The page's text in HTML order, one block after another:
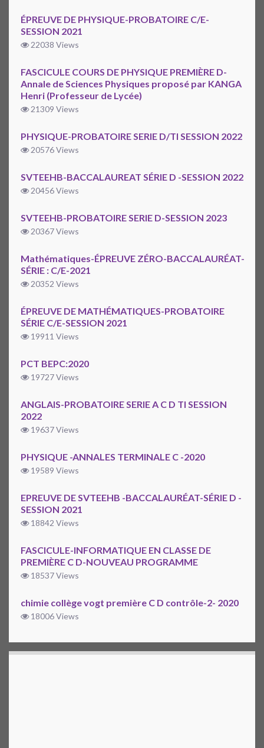
ÉPREUVE DE PHYSIQUE-PROBATOIRE C/E-
SESSION 2021
22038 Views
FASCICULE COURS DE PHYSIQUE PREMIÈRE D-
Annale de Sciences Physiques proposé par KANGA
Henri (Professeur de Lycée)
21309 Views
PHYSIQUE-PROBATOIRE SERIE D/TI SESSION 2022
20576 Views
SVTEEHB-BACCALAUREAT SÉRIE D -SESSION 2022
20456 Views
SVTEEHB-PROBATOIRE SERIE D-SESSION 2023
20367 Views
Mathématiques-ÉPREUVE ZÉRO-BACCALAURÉAT-
SÉRIE : C/E-2021
20352 Views
ÉPREUVE DE MATHÉMATIQUES-PROBATOIRE
SÉRIE C/E-SESSION 2021
19911 Views
PCT BEPC:2020
19727 Views
ANGLAIS-PROBATOIRE SERIE A C D TI SESSION
2022
19637 Views
PHYSIQUE -ANNALES TERMINALE C -2020
19589 Views
EPREUVE DE SVTEEHB -BACCALAURÉAT-SÉRIE D -
SESSION 2021
18842 Views
FASCICULE-INFORMATIQUE EN CLASSE DE
PREMIÈRE C D-NOUVEAU PROGRAMME
18537 Views
chimie collège vogt première C D contrôle-2- 2020
18006 Views